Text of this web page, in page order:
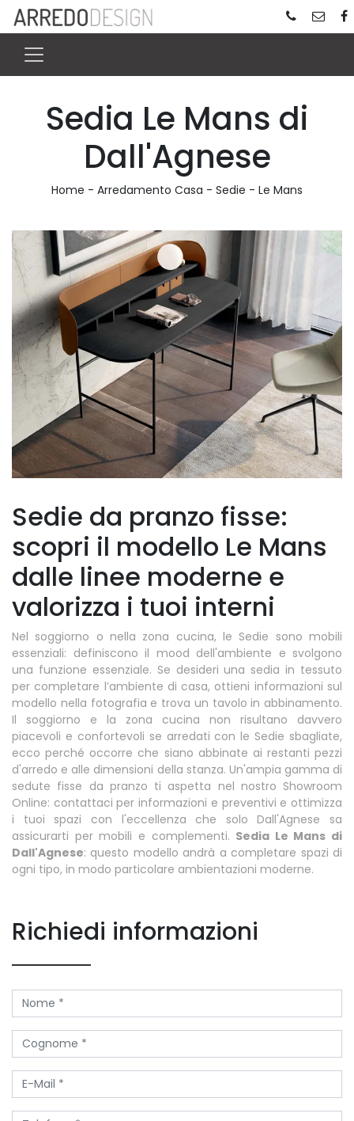
Sedia Le Mans di
Dall'Agnese
Home - Arredamento Casa - Sedie - Le Mans
Sedie da pranzo fisse:
scopri il modello Le Mans
dalle linee moderne e
valorizza i tuoi interni
Nel soggiorno o nella zona cucina, le Sedie sono mobili
essenziali: definiscono il mood dell'ambiente e svolgono
una funzione essenziale. Se desideri una sedia in tessuto
per completare l’ambiente di casa, ottieni informazioni sul
modello nella fotografia e trova un tavolo in abbinamento.
Il soggiorno e la zona cucina non risultano davvero
piacevoli e confortevoli se arredati con le Sedie sbagliate,
ecco perché occorre che siano abbinate ai restanti pezzi
d'arredo e alle dimensioni della stanza. Un'ampia gamma di
sedute fisse da pranzo ti aspetta nel nostro Showroom
Online: contattaci per informazioni e preventivi e ottimizza
i tuoi spazi con l'eccellenza che solo Dall'Agnese sa
assicurarti per mobili e complementi. Sedia Le Mans di
Dall'Agnese: questo modello andrà a completare spazi di
ogni tipo, in modo particolare ambientazioni moderne.
Richiedi informazioni